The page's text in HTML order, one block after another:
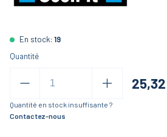
En stock: 19
Quantité
25,32
Quantité en stock insuffisante ?
Contactez-nous